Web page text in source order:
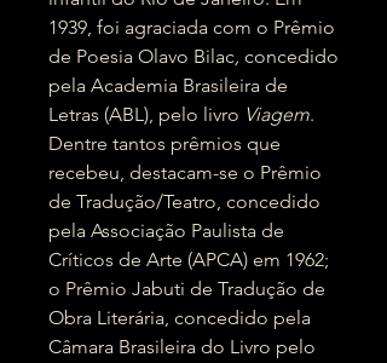
1939, foi agraciada com o Prêmio
de Poesia Olavo Bilac, concedido
pela Academia Brasileira de
Letras (ABL), pelo livro Viagem.
Dentre tantos prêmios que
recebeu, destacam-se o Prêmio
de Tradução/Teatro, concedido
pela Associação Paulista de
Críticos de Arte (APCA) em 1962;
o Prêmio Jabuti de Tradução de
Obra Literária, concedido pela
Câmara Brasileira do Livro pelo